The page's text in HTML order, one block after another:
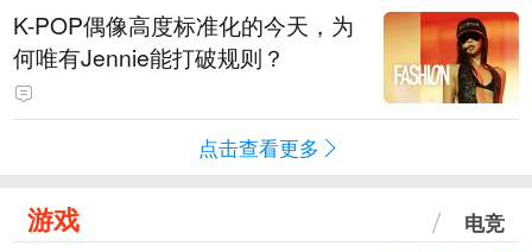
K-POP偶像高度标准化的今天，为
何唯有Jennie能打破规则？
点击查看更多
游戏 电竞